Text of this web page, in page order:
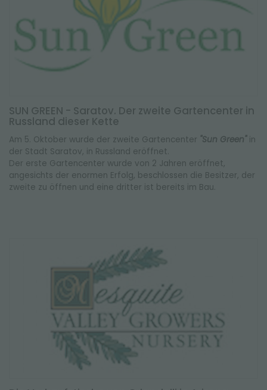
SUN GREEN - Saratov. Der zweite Gartencenter in
Russland dieser Kette
Am 5. Oktober wurde der zweite Gartencenter "Sun Green"in
der Stadt Saratov, in Russland eröffnet.
Der erste Gartencenter wurde von 2 Jahren eröffnet,
angesichts der enormen Erfolg, beschlossen die Besitzer, der
zweite zu öffnen und eine dritter ist bereits im Bau.